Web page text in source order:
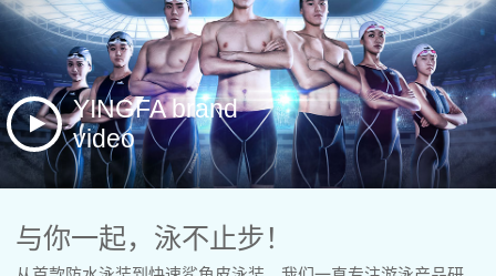
YINGFA brand
video
与你一起，泳不止步！